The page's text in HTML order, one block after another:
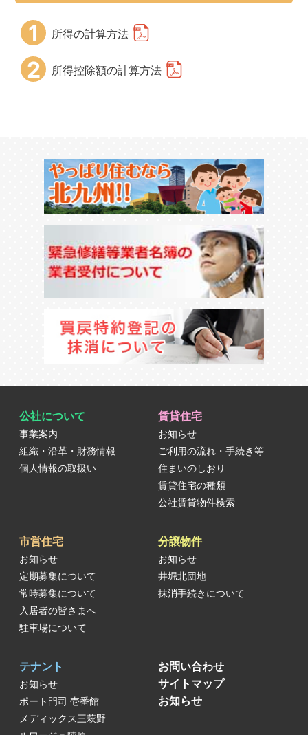
1 所得の計算方法
2 所得控除額の計算方法
公社について
事業案内
組織・沿革・財務情報
個人情報の取扱い
賃貸住宅
お知らせ
ご利用の流れ・手続き等
住まいのしおり
賃貸住宅の種類
公社賃貸物件検索
市営住宅
お知らせ
定期募集について
常時募集について
入居者の皆さまへ
駐車場について
分譲物件
お知らせ
井堀北団地
抹消手続きについて
テナント
お知らせ
ポート門司 壱番館
メディックス三萩野
お問い合わせ
サイトマップ
お知らせ